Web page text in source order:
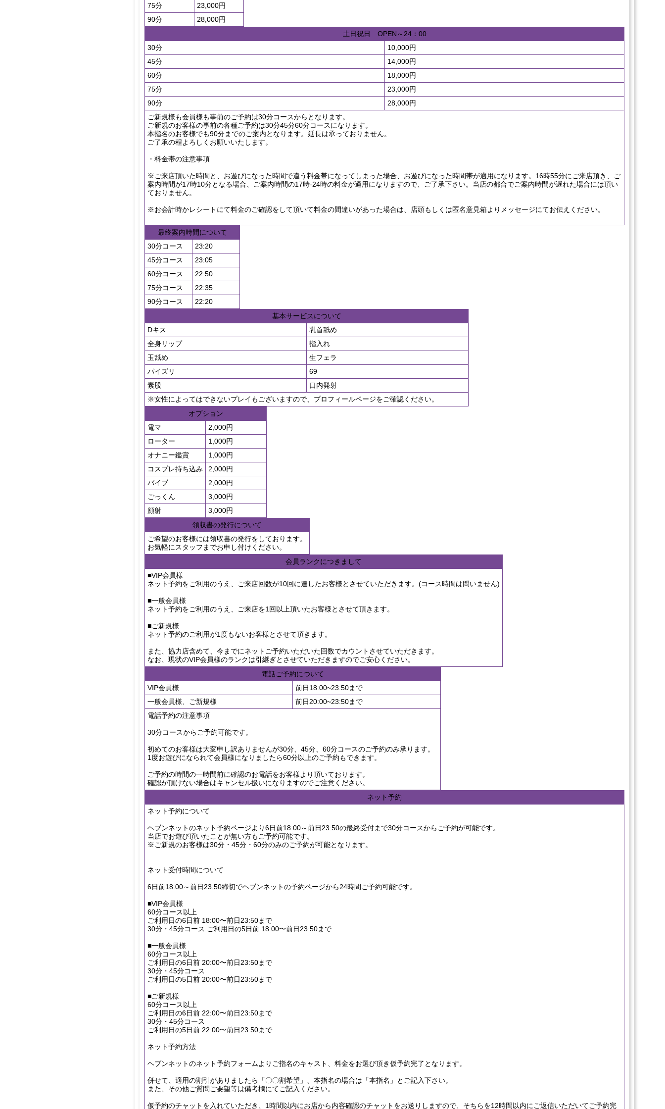
75分
23,000円
90分
28,000円
土日祝日 OPEN～24：00
30分
10,000円
45分
14,000円
60分
18,000円
75分
23,000円
90分
28,000円
ご新規様も会員様も事前のご予約は30分コースからとなります。
ご新規のお客様の事前の各種ご予約は30分45分60分コースになります。
本指名のお客様でも90分までのご案内となります。延長は承っておりません。
ご了承の程よろしくお願いいたします。
・料金帯の注意事項
※ご来店頂いた時間と、お遊びになった時間で違う料金帯になってしまった場合、お遊びになった時間帯が適用になります。16時55分にご来店頂き、ご
案内時間が17時10分となる場合、ご案内時間の17時-24時の料金が適用になりますので、ご了承下さい。当店の都合でご案内時間が遅れた場合には頂い
ておりません。
※お会計時かレシートにて料金のご確認をして頂いて料金の間違いがあった場合は、店頭もしくは匿名意見箱よりメッセージにてお伝えください。
最終案内時間について
30分コース
23:20
45分コース
23:05
60分コース
22:50
75分コース
22:35
90分コース
22:20
基本サービスについて
Dキス
乳首舐め
全身リップ
指入れ
玉舐め
生フェラ
パイズリ
69
素股
口内発射
※女性によってはできないプレイもございますので、プロフィールページをご確認ください。
オプション
電マ
2,000円
ローター
1,000円
オナニー鑑賞
1,000円
コスプレ持ち込み
2,000円
バイブ
2,000円
ごっくん
3,000円
顔射
3,000円
領収書の発行について
ご希望のお客様には領収書の発行をしております。
お気軽にスタッフまでお申し付けください。
会員ランクにつきまして
■VIP会員様
ネット予約をご利用のうえ、ご来店回数が10回に達したお客様とさせていただきます。(コース時間は問いません)
■一般会員様
ネット予約をご利用のうえ、ご来店を1回以上頂いたお客様とさせて頂きます。
■ご新規様
ネット予約のご利用が1度もないお客様とさせて頂きます。
また、協力店含めて、今までにネットご予約いただいた回数でカウントさせていただきます。
なお、現状のVIP会員様のランクは引継ぎとさせていただきますのでご安心ください。
電話ご予約について
VIP会員様
前日18:00~23:50まで
一般会員様、ご新規様
前日20:00~23:50まで
電話予約の注意事項
30分コースからご予約可能です。
初めてのお客様は大変申し訳ありませんが30分、45分、60分コースのご予約のみ承ります。
1度お遊びになられて会員様になりましたら60分以上のご予約もできます。
ご予約の時間の一時間前に確認のお電話をお客様より頂いております。
確認が頂けない場合はキャンセル扱いになりますのでご注意ください。
ネット予約
ネット予約について
ヘブンネットのネット予約ページより6日前18:00～前日23:50の最終受付まで30分コースからご予約が可能です。
当店でお遊び頂いたことが無い方もご予約可能です。
※ご新規のお客様は30分・45分・60分のみのご予約が可能となります。
ネット受付時間について
6日前18:00～前日23:50締切でヘブンネットの予約ページから24時間ご予約可能です。
■VIP会員様
60分コース以上
ご利用日の6日前 18:00〜前日23:50まで
30分・45分コース ご利用日の5日前 18:00〜前日23:50まで
■一般会員様
60分コース以上
ご利用日の6日前 20:00〜前日23:50まで
30分・45分コース
ご利用日の5日前 20:00〜前日23:50まで
■ご新規様
60分コース以上
ご利用日の6日前 22:00〜前日23:50まで
30分・45分コース
ご利用日の5日前 22:00〜前日23:50まで
ネット予約方法
ヘブンネットのネット予約フォームよりご指名のキャスト、料金をお選び頂き仮予約完了となります。
併せて、適用の割引がありましたら「〇〇割希望」、本指名の場合は「本指名」とご記入下さい。
また、その他ご質問ご要望等は備考欄にてご記入ください。
仮予約のチャットを入れていただき、1時間以内にお店から内容確認のチャットをお送りしますので、そちらを12時間以内にご返信いただいてご予約完